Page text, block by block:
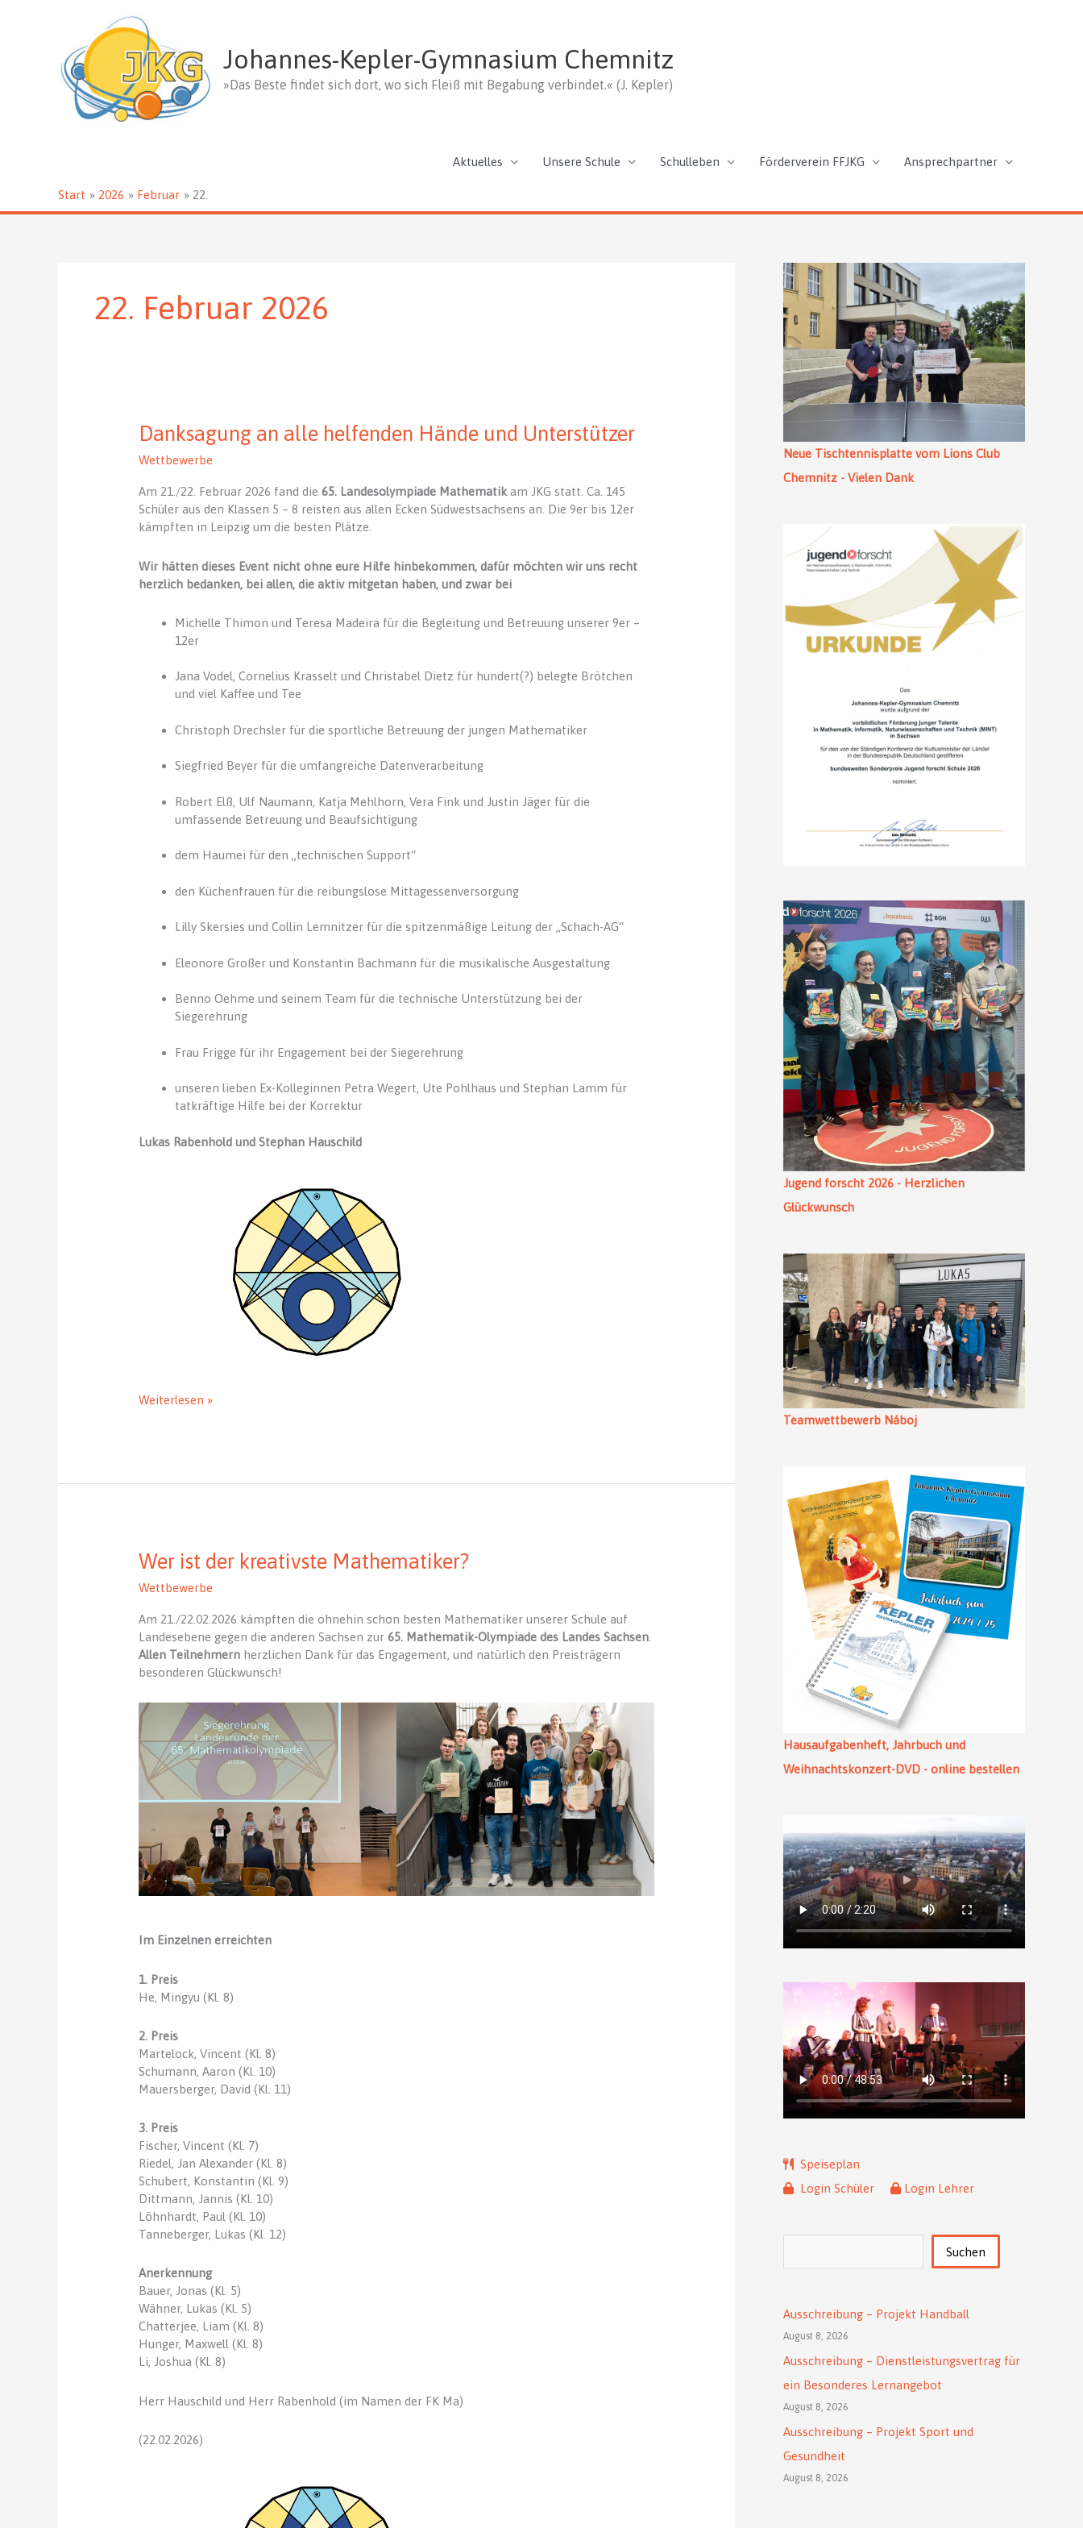
Johannes-Kepler-Gymnasium Chemnitz
»Das Beste findet sich dort, wo sich Fleiß mit Begabung verbindet.« (J. Kepler)
Aktuelles Unsere Schule Schulleben Förderverein FFJKG Ansprechpartner
Start 2026 Februar 22.
22. Februar 2026
Danksagung an alle helfenden Hände und Unterstützer
Wettbewerbe
Am 21./22. Februar 2026 fand die65. Landesolympiade Mathematik am JKG statt. Ca. 145
Schüler aus den Klassen 5 – 8 reisten aus allen Ecken Südwestsachsens an. Die 9er bis 12er
kämpften in Leipzig um die besten Plätze.
Wir hätten dieses Event nicht ohne eure Hilfe hinbekommen, dafür möchten wir uns recht
herzlich bedanken, bei allen, die aktiv mitgetan haben, und zwar bei
Michelle Thimon und Teresa Madeira für die Begleitung und Betreuung unserer 9er –
12er
Jana Vodel, Cornelius Krasselt und Christabel Dietz für hundert(?) belegte Brötchen
und viel Kaffee und Tee
Christoph Drechsler für die sportliche Betreuung der jungen Mathematiker
Siegfried Beyer für die umfangreiche Datenverarbeitung
Robert Elß, Ulf Naumann, Katja Mehlhorn, Vera Fink und Justin Jäger für die
umfassende Betreuung und Beaufsichtigung
dem Haumei für den „technischen Support“
den Küchenfrauen für die reibungslose Mittagessenversorgung
Lilly Skersies und Collin Lemnitzer für die spitzenmäßige Leitung der „Schach-AG“
Eleonore Großer und Konstantin Bachmann für die musikalische Ausgestaltung
Benno Oehme und seinem Team für die technische Unterstützung bei der
Siegerehrung
Frau Frigge für ihr Engagement bei der Siegerehrung
unseren lieben Ex-Kolleginnen Petra Wegert, Ute Pohlhaus und Stephan Lamm für
tatkräftige Hilfe bei der Korrektur
Lukas Rabenhold und Stephan Hauschild
Danksagung
und
Weiterlesen »
Wer ist der kreativste Mathematiker?
Wettbewerbe
Am 21./22.02.2026 kämpften die ohnehin schon besten Mathematiker unserer Schule auf
Landesebene gegen die anderen Sachsen zur65. Mathematik-Olympiade des Landes Sachsen
Allen Teilnehmern herzlichen Dank für das Engagement, und natürlich den Preisträgern
besonderen Glückwunsch!
Im Einzelnen erreichten
1. Preis
He, Mingyu (Kl. 8)
2. Preis
Martelock, Vincent (Kl. 8)
Schumann, Aaron (Kl. 10)
Mauersberger, David (Kl. 11)
3. Preis
Fischer, Vincent (Kl. 7)
Riedel, Jan Alexander (Kl. 8)
Schubert, Konstantin (Kl. 9)
Dittmann, Jannis (Kl. 10)
Löhnhardt, Paul (Kl. 10)
Tanneberger, Lukas (Kl. 12)
Anerkennung
Bauer, Jonas (Kl. 5)
Wähner, Lukas (Kl. 5)
Chatterjee, Liam (Kl. 8)
Hunger, Maxwell (Kl. 8)
Li, Joshua (Kl. 8)
Herr Hauschild und Herr Rabenhold (im Namen der FK Ma)
(22.02.2026)
Neue Tischtennisplatte vom Lions Club
Chemnitz - Vielen Dank
Jugend forscht 2026 - Herzlichen
Glückwunsch
Teamwettbewerb Náboj
Hausaufgabenheft, Jahrbuch und
Weihnachtskonzert-DVD - online bestellen
Speiseplan
Login Schüler
Login Lehrer
Suchen
Ausschreibung – Projekt Handball
August 8, 2026
Ausschreibung – Dienstleistungsvertrag für
ein Besonderes Lernangebot
August 8, 2026
Ausschreibung – Projekt Sport und
Gesundheit
August 8, 2026